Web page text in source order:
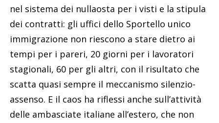
nel sistema dei nullaosta per i visti e la stipula
dei contratti: gli uffici dello Sportello unico
immigrazione non riescono a stare dietro ai
tempi per i pareri, 20 giorni per i lavoratori
stagionali, 60 per gli altri, con il risultato che
scatta quasi sempre il meccanismo silenzio-
assenso. E il caos ha riflessi anche sull’attività
delle ambasciate italiane all’estero, che non